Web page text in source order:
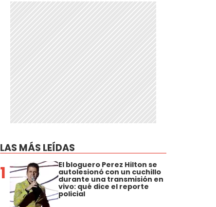
LAS MÁS LEÍDAS
1 El bloguero Perez Hilton se
autolesionó con un cuchillo
durante una transmisión en
vivo: qué dice el reporte
policial